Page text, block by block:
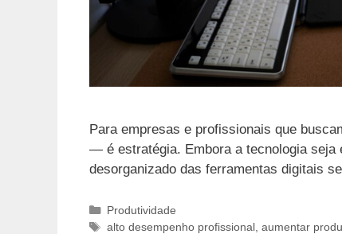
Para empresas e profissionais que
— é estratégia. Embora a tecnologia
desorganizado das ferramentas digitais
Categorias
Produtividade
Tags
alto desempenho profissional, aumentar